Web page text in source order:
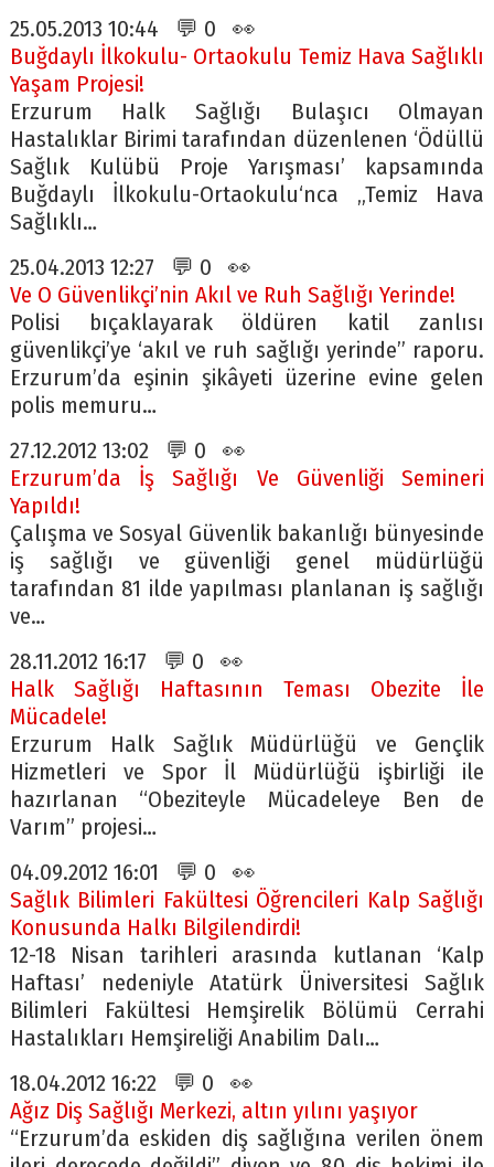
25.05.2013 10:44 💬 0 👀
Buğdaylı İlkokulu- Ortaokulu Temiz Hava Sağlıklı
Yaşam Projesi!
Erzurum Halk Sağlığı Bulaşıcı Olmayan
Hastalıklar Birimi tarafından düzenlenen ‘Ödüllü
Sağlık Kulübü Proje Yarışması’ kapsamında
Buğdaylı İlkokulu-Ortaokulu‘nca „Temiz Hava
Sağlıklı…
25.04.2013 12:27 💬 0 👀
Ve O Güvenlikçi’nin Akıl ve Ruh Sağlığı Yerinde!
Polisi bıçaklayarak öldüren katil zanlısı
güvenlikçi’ye ‘akıl ve ruh sağlığı yerinde” raporu.
Erzurum’da eşinin şikâyeti üzerine evine gelen
polis memuru…
27.12.2012 13:02 💬 0 👀
Erzurum’da İş Sağlığı Ve Güvenliği Semineri
Yapıldı!
Çalışma ve Sosyal Güvenlik bakanlığı bünyesinde
iş sağlığı ve güvenliği genel müdürlüğü
tarafından 81 ilde yapılması planlanan iş sağlığı
ve…
28.11.2012 16:17 💬 0 👀
Halk Sağlığı Haftasının Teması Obezite İle
Mücadele!
Erzurum Halk Sağlık Müdürlüğü ve Gençlik
Hizmetleri ve Spor İl Müdürlüğü işbirliği ile
hazırlanan “Obeziteyle Mücadeleye Ben de
Varım” projesi…
04.09.2012 16:01 💬 0 👀
Sağlık Bilimleri Fakültesi Öğrencileri Kalp Sağlığı
Konusunda Halkı Bilgilendirdi!
12-18 Nisan tarihleri arasında kutlanan ‘Kalp
Haftası’ nedeniyle Atatürk Üniversitesi Sağlık
Bilimleri Fakültesi Hemşirelik Bölümü Cerrahi
Hastalıkları Hemşireliği Anabilim Dalı…
18.04.2012 16:22 💬 0 👀
Ağız Diş Sağlığı Merkezi, altın yılını yaşıyor
“Erzurum’da eskiden diş sağlığına verilen önem